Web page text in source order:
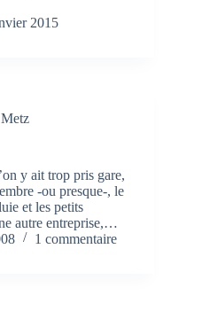
2015
Metz
y ait trop pris gare,
-ou presque-, le
et les petits
autre entreprise,…
1 commentaire